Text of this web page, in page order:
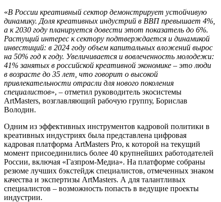
«В России креативный сектор демонстрирует устойчивую
динамику. Доля креативных индустрий в ВВП превышает 4%,
а к 2030 году планируется довести этот показатель до 6%.
Растущий интерес к сектору подтверждается и динамикой
инвестиций: в 2024 году объем капитальных вложений вырос
на 50% год к году. Увеличивается и вовлеченность молодежи:
41% занятых в российской креативной экономике – это люди
в возрасте до 35 лет, что говорит о высокой
привлекательности отрасли для нового поколения
специалистов», – отметил руководитель экосистемы
ArtMasters, возглавляющий рабочую группу, Борислав
Володин.
Одним из эффективных инструментов кадровой политики в
креативных индустриях была представлена цифровая
кадровая платформа ArtMasters Pro, к которой на текущий
момент присоединились более 40 крупнейших работодателей
России, включая «Газпром-Медиа». На платформе собраны
резюме лучших бэкстейдж специалистов, отмеченных знаком
качества и экспертизы ArtMasters. А для талантливых
специалистов – возможность попасть в ведущие проекты
индустрии.